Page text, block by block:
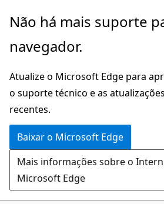
Pular
o
principal
Não há mais suporte
navegador.
Atualize o Microsoft Edge para
o suporte técnico e as
recentes.
Baixar o Microsoft Edge
Mais informações sobre o
Microsoft Edge